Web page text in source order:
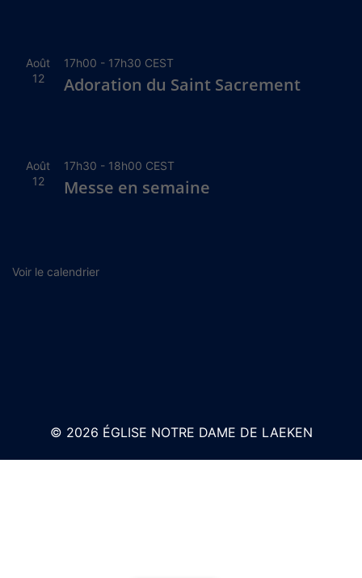
Août
12
17h00 - 17h30 CEST
Adoration du Saint Sacrement
Août
12
17h30 - 18h00 CEST
Messe en semaine
Voir le calendrier
© 2026 ÉGLISE NOTRE DAME DE LAEKEN